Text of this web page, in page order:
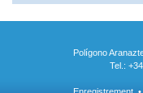
Polígono
Tel.: